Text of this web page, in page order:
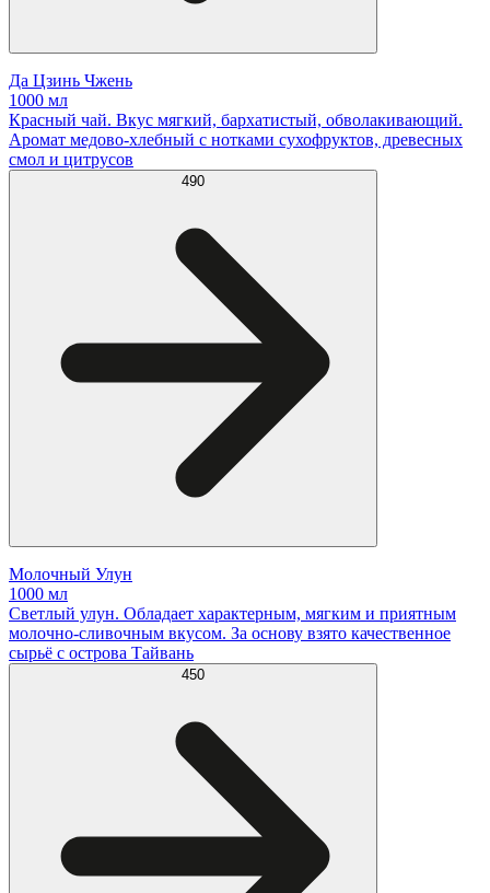
Да Цзинь Чжень
1000 мл
Красный чай. Вкус мягкий, бархатистый, обволакивающий.
Аромат медово-хлебный с нотками сухофруктов, древесных
смол и цитрусов
490
Молочный Улун
1000 мл
Светлый улун. Обладает характерным, мягким и приятным
молочно-сливочным вкусом. За основу взято качественное
сырьё с острова Тайвань
450